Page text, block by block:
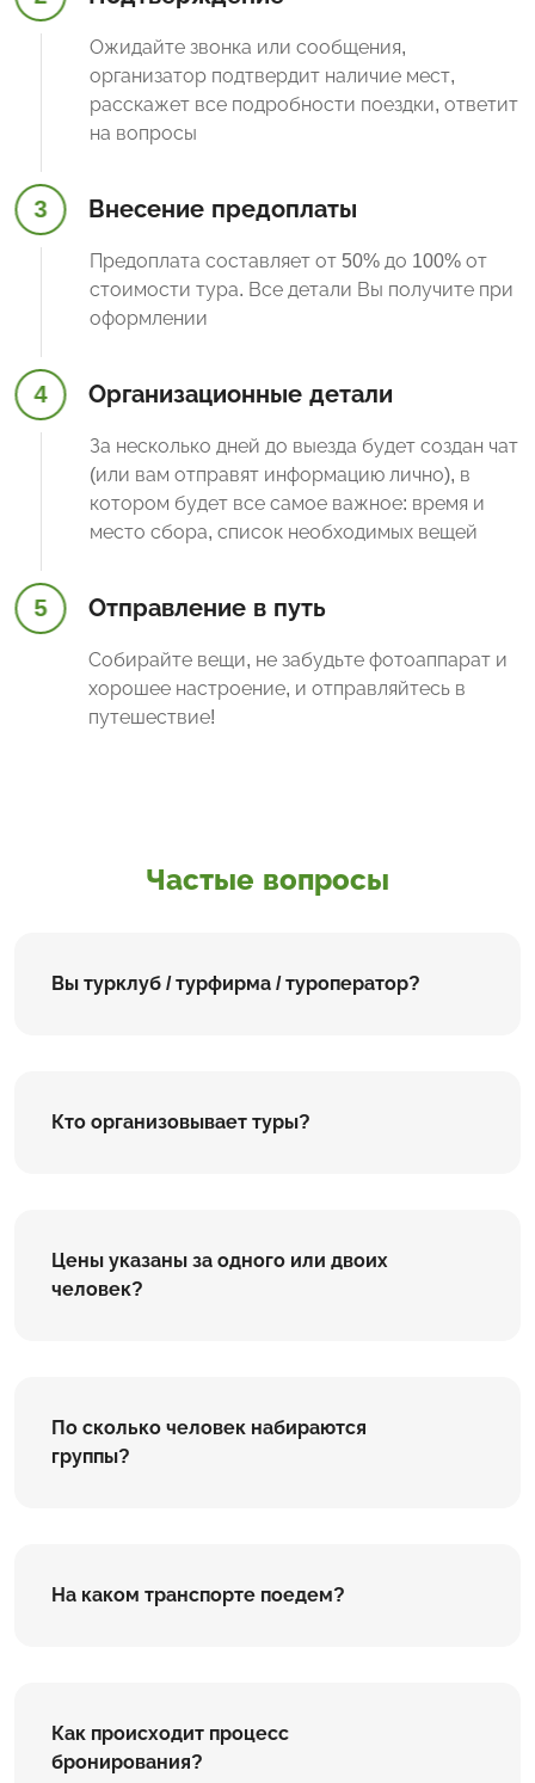
Ожидайте звонка или сообщения,
организатор подтвердит наличие мест,
расскажет все подробности поездки, ответит
на вопросы
3 Внесение предоплаты
Предоплата составляет от 50% до 100% от
стоимости тура. Все детали Вы получите при
оформлении
4 Организационные детали
За несколько дней до выезда будет создан чат
(или вам отправят информацию лично), в
котором будет все самое важное: время и
место сбора, список необходимых вещей
5 Отправление в путь
Собирайте вещи, не забудьте фотоаппарат и
хорошее настроение, и отправляйтесь в
путешествие!
Частые вопросы
Вы турклуб / турфирма / туроператор?
Кто организовывает туры?
Цены указаны за одного или двоих
человек?
По сколько человек набираются
группы?
На каком транспорте поедем?
Как происходит процесс
бронирования?